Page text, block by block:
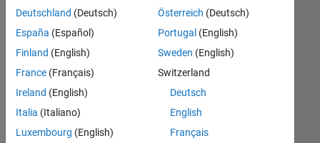
können
die
Suchkriterien
weiter
fassen
oder
alle
Stellenangebote
anzeigen .
Deutschland (Deutsch)
España (Español)
Finland (English)
France (Français)
Ireland (English)
Italia (Italiano)
Luxembourg (English)
Österreich (Deutsch)
Portugal (English)
Sweden (English)
Switzerland
Deutsch
English
Français